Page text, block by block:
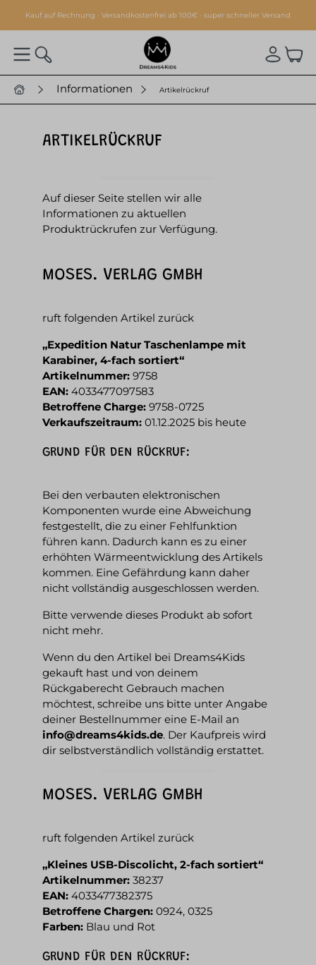
springen
Kauf auf Rechnung · Versandkostenfrei ab 100€ · super schneller Versand
Informationen Artikelrückruf
ARTIKELRÜCKRUF
Auf dieser Seite stellen wir alle
Informationen zu aktuellen
Produktrückrufen zur Verfügung.
MOSES. VERLAG GMBH
ruft folgenden Artikel zurück
„Expedition Natur Taschenlampe mit
Karabiner, 4-fach sortiert“
Artikelnummer: 9758
EAN: 4033477097583
Betroffene Charge: 9758-0725
Verkaufszeitraum: 01.12.2025 bis heute
GRUND FÜR DEN RÜCKRUF:
Bei den verbauten elektronischen
Komponenten wurde eine Abweichung
festgestellt, die zu einer Fehlfunktion
führen kann. Dadurch kann es zu einer
erhöhten Wärmeentwicklung des Artikels
kommen. Eine Gefährdung kann daher
nicht vollständig ausgeschlossen werden.
Bitte verwende dieses Produkt ab sofort
nicht mehr.
Wenn du den Artikel bei Dreams4Kids
gekauft hast und von deinem
Rückgaberecht Gebrauch machen
möchtest, schreibe uns bitte unter Angabe
deiner Bestellnummer eine E-Mail an
info@dreams4kids.de. Der Kaufpreis wird
dir selbstverständlich vollständig erstattet.
MOSES. VERLAG GMBH
ruft folgenden Artikel zurück
„Kleines USB-Discolicht, 2-fach sortiert“
Artikelnummer: 38237
EAN: 4033477382375
Betroffene Chargen: 0924, 0325
Farben: Blau und Rot
GRUND FÜR DEN RÜCKRUF: